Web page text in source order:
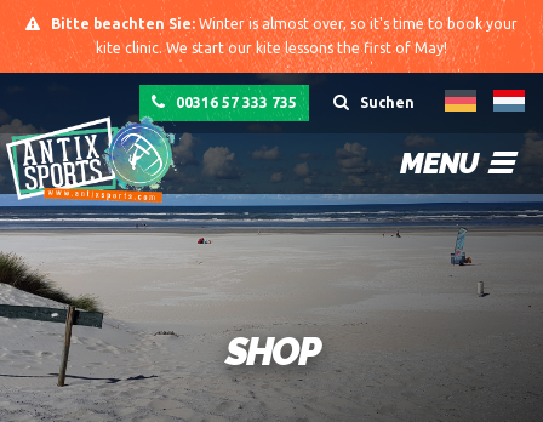
Bitte beachten Sie: Winter is almost over, so it's time to book your
kite clinic. We start our kite lessons the first of May!
Suchen
00316 57 333 735
MENU
SHOP